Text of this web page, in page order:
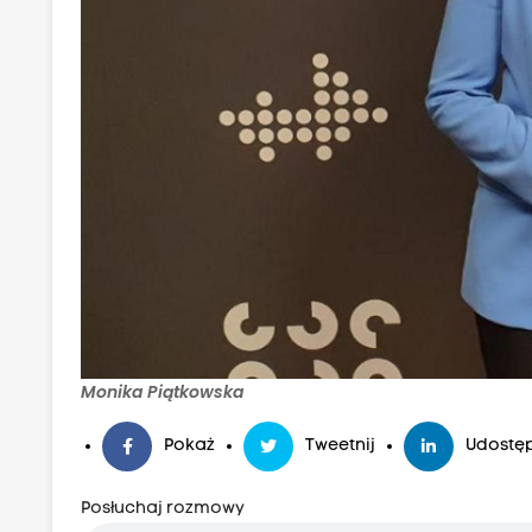
Monika Piątkowska
Pokaż Tweetnij
Posłuchaj rozmowy